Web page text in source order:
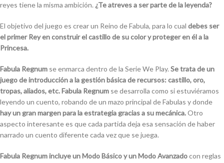
reyes tiene la misma ambición. ¿Te atreves a ser parte de la leyenda?
El objetivo del juego es crear un Reino de Fabula, para lo cual debes ser
el primer Rey en construir el castillo de su color y proteger en él a la
Princesa.
Fabula Regnum se enmarca dentro de la Serie We Play. Se trata de un
juego de introducción a la gestión básica de recursos: castillo, oro,
tropas, aliados, etc.Fabula Regnum se desarrolla como si estuviéramos
leyendo un cuento, robando de un mazo principal de Fabulas y donde
hay un gran margen para la estrategia gracias a su mecánica.Otro
aspecto interesante es que cada partida deja esa sensación de haber
narrado un cuento diferente cada vez que se juega.
Fabula Regnumincluye un Modo Básico y un Modo Avanzadocon reglas